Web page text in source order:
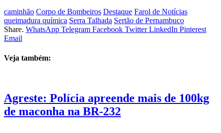
caminhão Corpo de Bombeiros Destaque Farol de Notícias
queimadura química Serra Talhada Sertão de Pernambuco
Share. WhatsApp Telegram Facebook Twitter LinkedIn Pinterest
Email
Veja também:
Agreste: Polícia apreende mais de 100kg
de maconha na BR-232